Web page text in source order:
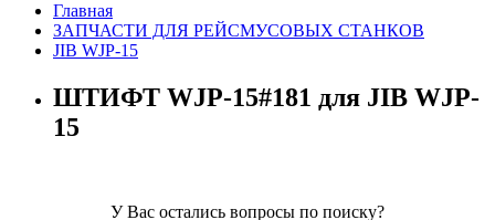
Главная
ЗАПЧАСТИ ДЛЯ РЕЙСМУСОВЫХ СТАНКОВ
JIB WJP-15
ШТИФТ WJP-15#181 для JIB WJP-
15
У Вас остались вопросы по поиску?